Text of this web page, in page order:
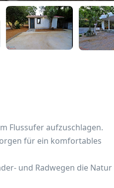
Flussufer aufzuschlagen.
für ein komfortables
und Radwegen die Natur